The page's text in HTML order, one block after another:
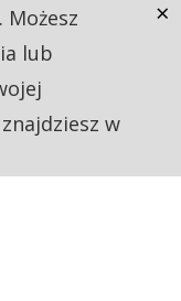
lub
w
×